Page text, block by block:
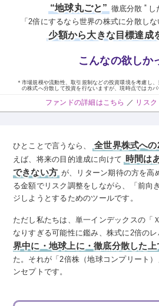
“地球丸ごと” 徹底分散 ＊ し
「2倍にするなら世界の株式に分散し
少額から大きな目標達成
こんなの欲しか
＊市場規模や流動性、取引規制などの投資環境を考慮し
の株式へ分散して投資を行ないますが、現時点ではカバ
ファンドの詳細はこちら ／ リス
ひとことで言うなら、 全世界株式へ
えば、将来の目的達成に向けて 時間は
できない方 が、リターン期待の方を高
る金額でリスク調整をしながら、「前向
ジしようとするためのツールです。
ただし私たちは、単一インデックスの「
なりすぎる可能性に鑑み、株式に2倍の
界中に・地球上に・徹底分散した上
た。それが「2倍株（地球コンプリート
ンセプトです。